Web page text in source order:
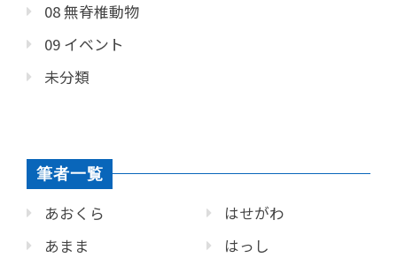
08 無脊椎動物
09 イベント
未分類
筆者一覧
あおくら
あまま
はせがわ
はっし